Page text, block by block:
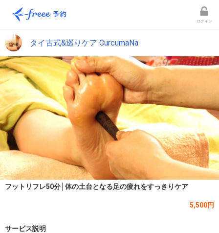
ログイン
タイ古式&巡りケア CurcumaNa
フットリフレ50分│体の土台となる足の疲れをすっきりケア
5,500円
サービス説明